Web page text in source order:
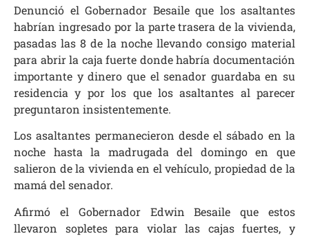
Denunció el Gobernador Besaile que los asaltantes
habrían ingresado por la parte trasera de la vivienda,
pasadas las 8 de la noche llevando consigo material
para abrir la caja fuerte donde habría documentación
importante y dinero que el senador guardaba en su
residencia y por los que los asaltantes al parecer
preguntaron insistentemente.
Los asaltantes permanecieron desde el sábado en la
noche hasta la madrugada del domingo en que
salieron de la vivienda en el vehículo, propiedad de la
mamá del senador.
Afirmó el Gobernador Edwin Besaile que estos
llevaron sopletes para violar las cajas fuertes, y